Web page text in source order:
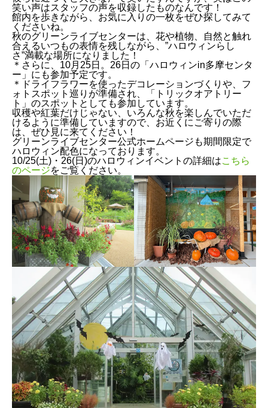
笑い声はスタッフの声を収録したものなんです！
館内を歩きながら、お気に入りの一枚をぜひ探してみて
くださいね。
秋のグリーンライブセンターは、花や植物、自然と触れ
合えるいつもの表情を残しながら、”ハロウィンらし
さ”満載な場所になりました！
＊さらに、10月25日。26日の「ハロウィンin多摩センタ
ー」にも参加予定です。
＊ドライフラワーを使ったデコレーションづくりや、フ
ォトスポット巡りが準備され、「トリックオアトリー
ト」のスポットとしても参加しています。
収穫や紅葉だけじゃない、いろんな秋を楽しんでいただ
けるように準備していますので、お近くにご寄りの際
は、ぜひ見に来てください！
グリーンライブセンター公式ホームページも期間限定で
ハロウィン配色になっております。
10/25(土)・26(日)のハロウィンイベントの詳細はこちら
のページをご覧ください。